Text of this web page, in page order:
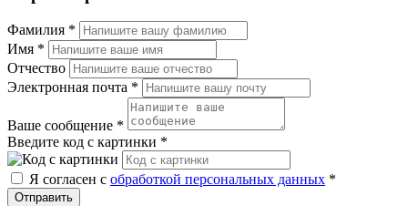
Фамилия *
Имя *
Отчество
Электронная почта *
Ваше сообщение *
Введите код с картинки *
Я согласен с обработкой персональных данных *
Отправить